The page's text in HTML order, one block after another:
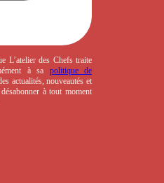
L’atelier des Chefs traite
à sa politique de
actualités, nouveautés et
à tout moment